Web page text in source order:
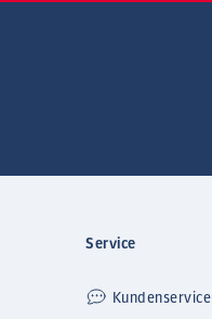
Service
Kundenservice